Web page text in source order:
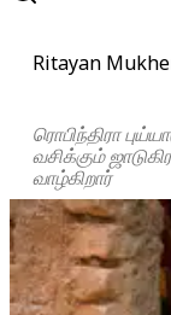
Ritayan
ரொபிந்திரா
வசிக்கும்
வாழ்கிறார்